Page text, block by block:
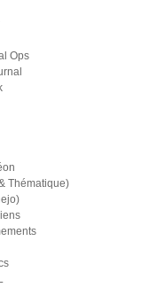
Ops
Thématique)